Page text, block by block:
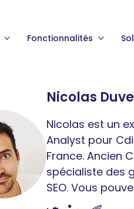
Fonctionnalités
Nicolas
Nicolas est un
Analyst pour
France. Ancien
spécialiste des
SEO. Vous